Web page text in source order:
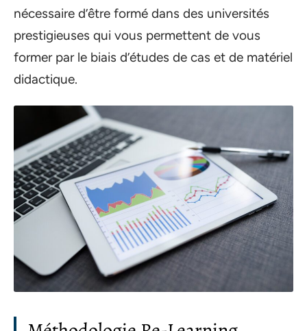
nécessaire d’être formé dans des universités
prestigieuses qui vous permettent de vous
former par le biais d’études de cas et de matériel
didactique.